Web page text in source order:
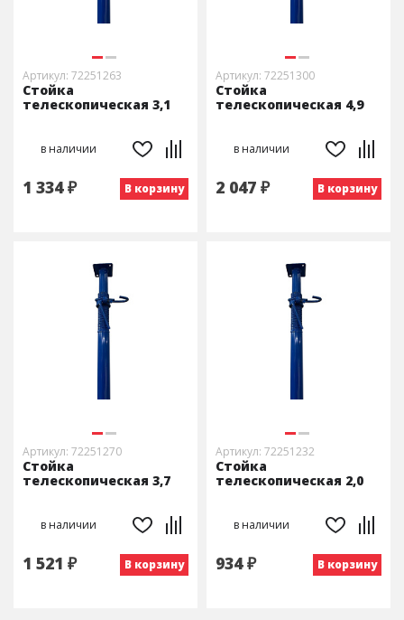
Артикул: 72251263
Стойка
телескопическая 3,1
в наличии
1 334 ₽ В корзину
Артикул: 72251300
Стойка
телескопическая 4,9
в наличии
2 047 ₽ В корзину
Артикул: 72251270
Стойка
телескопическая 3,7
в наличии
1 521 ₽ В корзину
Артикул: 72251232
Стойка
телескопическая 2,0
в наличии
934 ₽ В корзину